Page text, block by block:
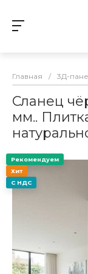
Главная / 3Д-
Сланец
мм..
Рекомендуем
Хит
С НДС